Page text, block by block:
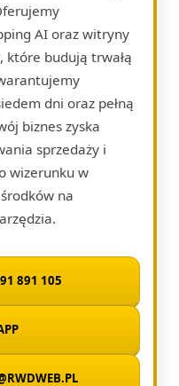
AI oraz witryny
które budują trwałą
dni oraz pełną
biznes zyska
sprzedaży i
wizerunku w
na
891 105